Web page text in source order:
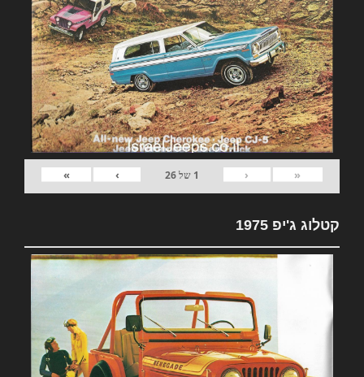
«
‹
1 של26
›
»
קטלוג ג'יפ 1975